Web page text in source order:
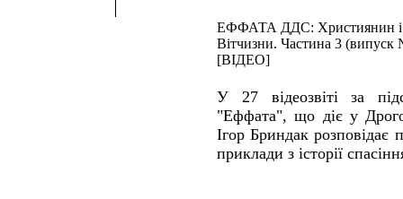
ЕФФАТА ДДС: Християнин і
Вітчизни. Частина 3 (випуск
[ВІДЕО]
У 27 відеозвіті за
"Еффата", що діє у
Ігор Бриндак розповідає
приклади з історії